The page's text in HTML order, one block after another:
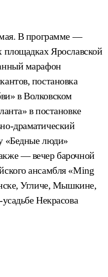
В программе —
площадках Ярославской
марафон
постановка
в Волковском
в постановке
драматический
«Бедные люди»
— вечер барочной
ансамбля «Ming
Угличе, Мышкине,
Некрасова